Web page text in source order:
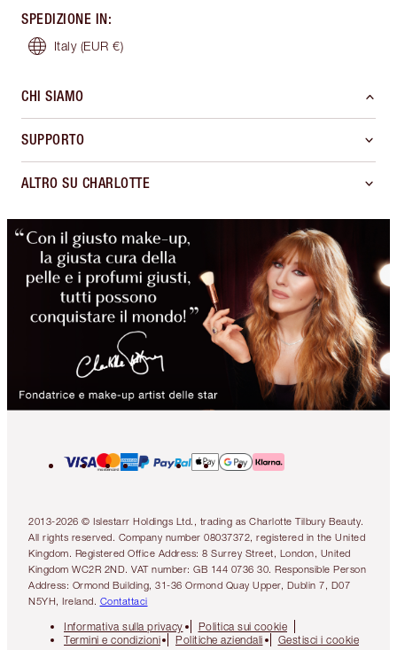
SPEDIZIONE IN:
Italy (EUR €)
CHI SIAMO
SUPPORTO
ALTRO SU CHARLOTTE
2013-2026 © Islestarr Holdings Ltd., trading as Charlotte Tilbury Beauty.
All rights reserved. Company number 08037372, registered in the United
Kingdom. Registered Office Address: 8 Surrey Street, London, United
Kingdom WC2R 2ND. VAT number: GB 144 0736 30. Responsible Person
Address: Ormond Building, 31-36 Ormond Quay Upper, Dublin 7, D07
N5YH, Ireland. Contattaci
Informativa sulla privacy
Politica sui cookie
Termini e condizioni
Politiche aziendali Gestisci i cookie